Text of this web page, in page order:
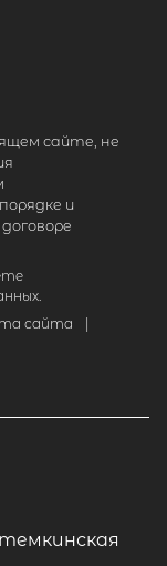
сайте, не
и
сайта